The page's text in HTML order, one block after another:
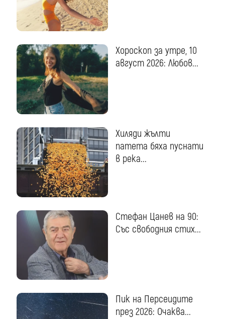
Хороскоп за утре, 10
август 2026: Любов...
Хиляди жълти
патета бяха пуснати
в река...
Стефан Цанев на 90:
Със свободния стих...
Пик на Персеидите
през 2026: Очаква...